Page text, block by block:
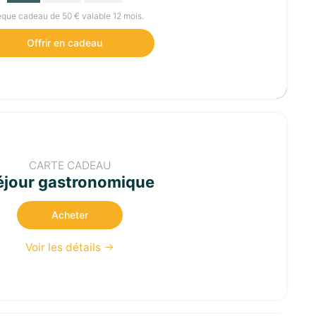
cadeau de 50 € valable 12 mois.
Offrir en cadeau
CARTE CADEAU
gastronomique
Acheter
Voir les détails